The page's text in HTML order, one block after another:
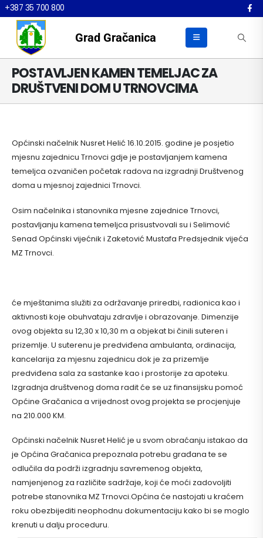
+387 35 700 800
Grad Gračanica
POSTAVLJEN KAMEN TEMELJAC ZA
DRUŠTVENI DOM U TRNOVCIMA
Općinski načelnik Nusret Helić 16.10.2015. godine je posjetio
mjesnu zajednicu Trnovci gdje je postavljanjem kamena
temeljca ozvaničen početak radova na izgradnji Društvenog
doma u mjesnoj zajednici Trnovci.
Osim načelnika i stanovnika mjesne zajednice Trnovci,
postavljanju kamena temeljca prisustvovali su i Selimović
Senad Općinski vijećnik i Zaketović Mustafa Predsjednik vijeća
MZ Trnovci.
će mještanima služiti za održavanje priredbi, radionica kao i
aktivnosti koje obuhvataju zdravlje i obrazovanje. Dimenzije
ovog objekta su 12,30 x 10,30 m a objekat bi činili suteren i
prizemlje. U suterenu je predviđena ambulanta, ordinacija,
kancelarija za mjesnu zajednicu dok je za prizemlje
predviđena sala za sastanke kao i prostorije za apoteku.
Izgradnja društvenog doma radit će se uz finansijsku pomoć
Općine Gračanica a vrijednost ovog projekta se procjenjuje
na 210.000 KM.
Općinski načelnik Nusret Helić je u svom obraćanju istakao da
je Općina Gračanica prepoznala potrebu građana te se
odlučila da podrži izgradnju savremenog objekta,
namjenjenog za različite sadržaje, koji će moći zadovoljiti
potrebe stanovnika MZ Trnovci.Općina će nastojati u kraćem
roku obezbijediti neophodnu dokumentaciju kako bi se moglo
krenuti u dalju proceduru.